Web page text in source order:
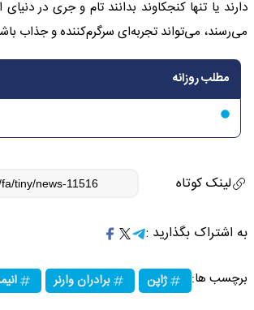
دارند یا تنها کنجکاوند بدانند تام و جری در
می‌رسند، می‌تواند تجربه‌ای سرگرم‌کننده و جذاب
مطلب روزانه
لینک کوتاه
به اشتراک بگذارید :
برچسب ها: ژاپن برادران وارنر